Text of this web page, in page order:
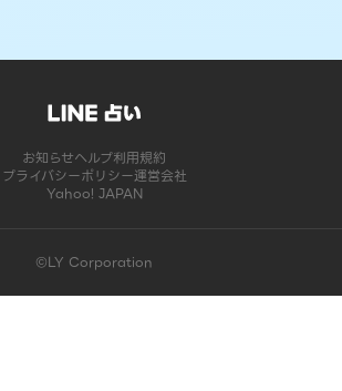
お知らせヘルプ利用規約
プライバシーポリシー運営会社
Yahoo! JAPAN
©LY Corporation
が終了しました | LINE占い